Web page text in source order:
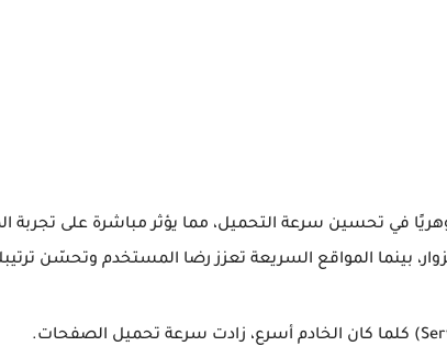
في تحسين سرعة التحميل، مما يؤثر مباشرة على تجربة
بينما المواقع السريعة تعزز رضا المستخدم وتحسّن